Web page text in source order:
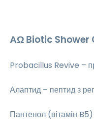
ΑΩ Biotic Shower
Probacillus Revive –
Алаптид – пептид з
Пантенол (вітамін